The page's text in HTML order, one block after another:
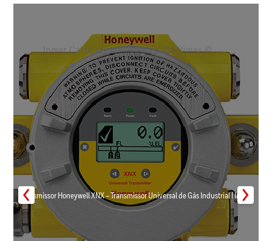
Transmissor Honeywell XNX – Transmissor Universal de Gás Industrial | Inmar